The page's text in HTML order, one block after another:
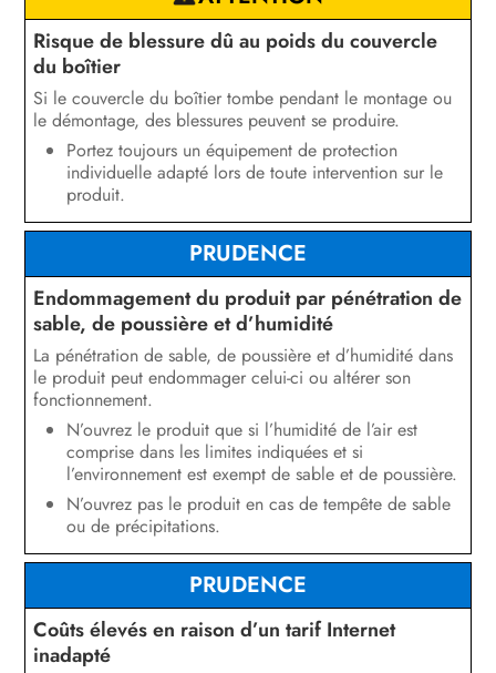
Risque de blessure dû au poids du couvercle
du boîtier
Si le couvercle du boîtier tombe pendant le montage ou
le démontage, des blessures peuvent se produire.
Portez toujours un équipement de protection
individuelle adapté lors de toute intervention sur le
produit.
PRUDENCE
Endommagement du produit par pénétration de
sable, de poussière et d’humidité
La pénétration de sable, de poussière et d’humidité dans
le produit peut endommager celui-ci ou altérer son
fonctionnement.
N’ouvrez le produit que si l’humidité de l’air est
comprise dans les limites indiquées et si
l’environnement est exempt de sable et de poussière.
N’ouvrez pas le produit en cas de tempête de sable
ou de précipitations.
PRUDENCE
Coûts élevés en raison d’un tarif Internet
inadapté